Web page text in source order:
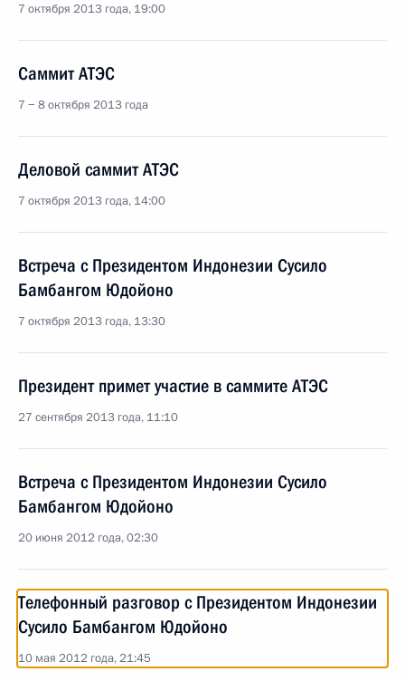
7 октября 2013 года, 19:00
Саммит АТЭС
7 − 8 октября 2013 года
Деловой саммит АТЭС
7 октября 2013 года, 14:00
Встреча с Президентом Индонезии Сусило
Бамбангом Юдойоно
7 октября 2013 года, 13:30
Президент примет участие в саммите АТЭС
27 сентября 2013 года, 11:10
Встреча с Президентом Индонезии Сусило
Бамбангом Юдойоно
20 июня 2012 года, 02:30
Телефонный разговор с Президентом Индонезии
Сусило Бамбангом Юдойоно
10 мая 2012 года, 21:45